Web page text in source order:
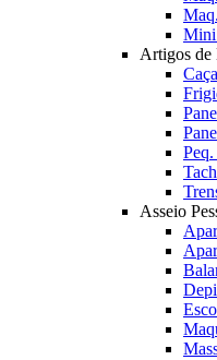
Mini
Artigos de
Asseio